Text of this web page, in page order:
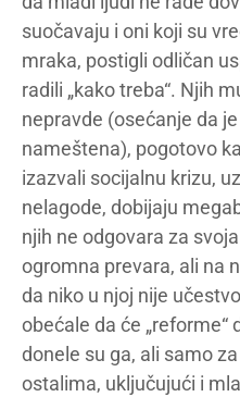
suočavaju i oni koji su
mraka, postigli odličan
radili „kako treba“. Njih
nepravde (osećanje da
nameštena), pogotovo
izazvali socijalnu krizu,
nelagode, dobijaju
njih ne odgovara za
ogromna prevara, ali na
da niko u njoj nije
obećale da će
donele su ga, ali samo
ostalima, uključujući i